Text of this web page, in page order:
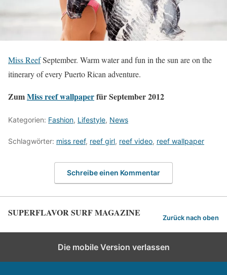
Miss ReefSeptember. Warm water and fun in the sun are on the
itinerary of every Puerto Rican adventure.
ZumMiss reef wallpaperfür September 2012
Kategorien: Fashion, Lifestyle, News
Schlagwörter: miss reef, reef girl, reef video, reef wallpaper
Schreibe einen Kommentar
SUPERFLAVOR SURF MAGAZINE Zurück nach oben
Die mobile Version verlassen